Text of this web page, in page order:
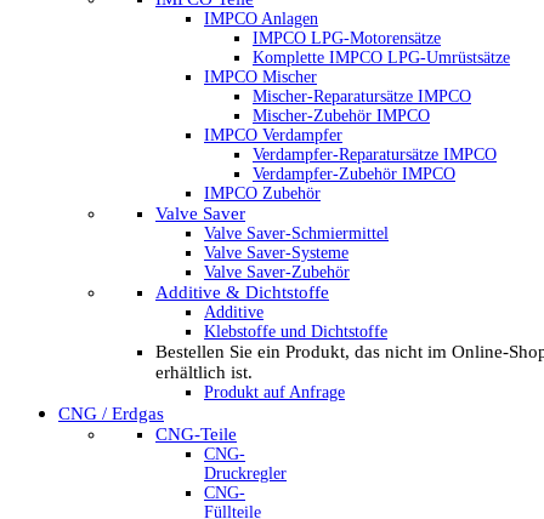
IMPCO Anlagen
IMPCO LPG-Motorensätze
Komplette IMPCO LPG-Umrüstsätze
IMPCO Mischer
Mischer-Reparatursätze IMPCO
Mischer-Zubehör IMPCO
IMPCO Verdampfer
Verdampfer-Reparatursätze IMPCO
Verdampfer-Zubehör IMPCO
IMPCO Zubehör
Valve Saver
Valve Saver-Schmiermittel
Valve Saver-Systeme
Valve Saver-Zubehör
Additive & Dichtstoffe
Additive
Klebstoffe und Dichtstoffe
Bestellen Sie ein Produkt, das nicht im Online-
erhältlich ist.
Produkt auf Anfrage
CNG / Erdgas
CNG-Teile
CNG-
Druckregler
CNG-
Füllteile